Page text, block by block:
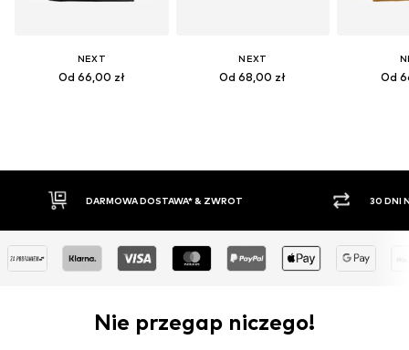
NEXT
Od 66,00 zł
NEXT
Od 68,00 zł Od
& ZWROT 30 DNI NA ZWROT TOWARU
Nie przegap niczego!